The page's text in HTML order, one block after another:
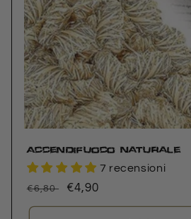
Accendifuoco Naturale
7 recensioni
Regular
price
€6,80
Sale
price
€4,90